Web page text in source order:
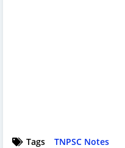
Tags TNPSC Notes